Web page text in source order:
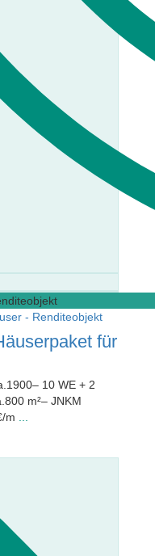
- Renditeobjekt
für
10 WE + 2
m²– JNKM
m